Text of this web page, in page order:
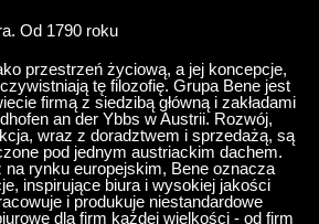
Od 1790 roku
przestrzeń życiową, a jej koncepcje,
tę filozofię. Grupa Bene jest
firmą z siedzibą główną i zakładami
an der Ybbs w Austrii. Rozwój,
wraz z doradztwem i sprzedażą, są
pod jednym austriackim dachem.
rynku europejskim, Bene oznacza
inspirujące biura i wysokiej jakości
i produkuje niestandardowe
dla firm każdej wielkości - od firm